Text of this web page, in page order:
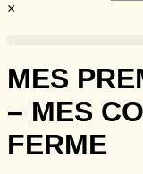
×
MES
– MES
FERME